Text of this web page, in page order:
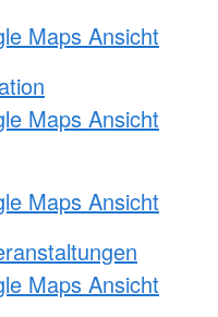
Maps Ansicht
Maps Ansicht
Maps Ansicht
Maps Ansicht